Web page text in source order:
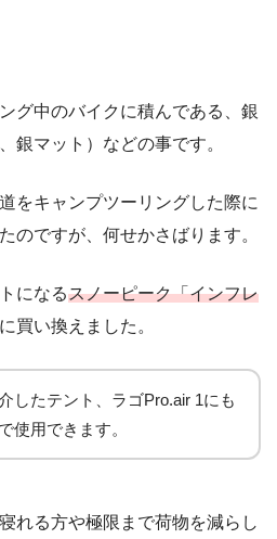
グ中のバイクに積んである、銀
銀マット）などの事です。
をキャンプツーリングした際に
のですが、何せかさばります。
になるスノーピーク「インフレ
に買い換えました。
したテント、ラゴPro.air 1にも
使用できます。
れる方や極限まで荷物を減らし